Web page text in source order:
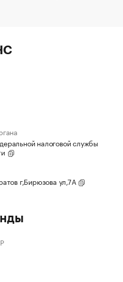
налоговой службы
г,Бирюзова ул,7А